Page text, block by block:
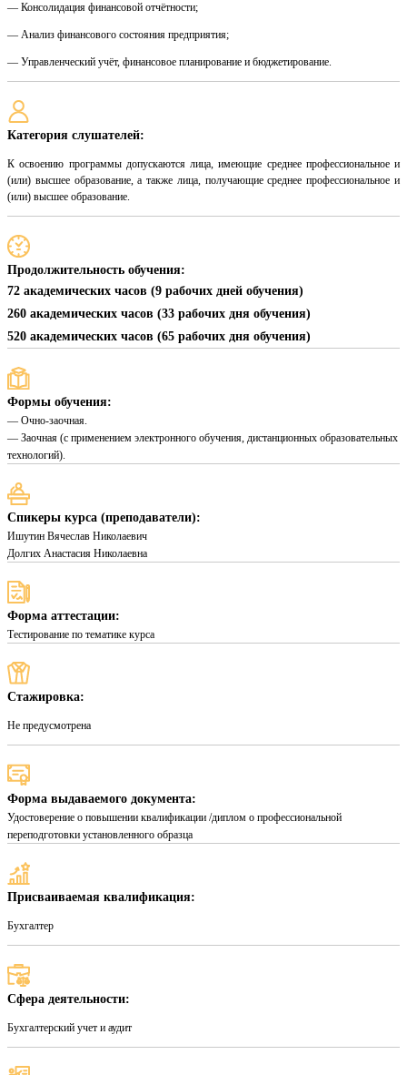
— Консолидация финансовой отчётности;
— Анализ финансового состояния предприятия;
— Управленческий учёт, финансовое планирование и бюджетирование.
Категория слушателей:
К освоению программы допускаются лица, имеющие среднее профессиональное и
(или) высшее образование, а также лица, получающие среднее профессиональное и
(или) высшее образование.
Продолжительность обучения:
72 академических часов (9 рабочих дней обучения)
260 академических часов (33 рабочих дня обучения)
520 академических часов (65 рабочих дня обучения)
Формы обучения:
— Очно-заочная.
— Заочная (с применением электронного обучения, дистанционных образовательных
технологий).
Спикеры курса (преподаватели):
Ишутин Вячеслав Николаевич
Долгих Анастасия Николаевна
Форма аттестации:
Тестирование по тематике курса
Стажировка:
Не предусмотрена
Форма выдаваемого документа:
Удостоверение о повышении квалификации /диплом о профессиональной
переподготовки установленного образца
Присваиваемая квалификация:
Бухгалтер
Сфера деятельности:
Бухгалтерский учет и аудит